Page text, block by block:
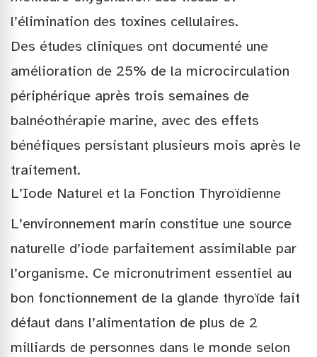
l’élimination des toxines cellulaires.
Des études cliniques ont documenté une
amélioration de 25% de la microcirculation
périphérique après trois semaines de
balnéothérapie marine, avec des effets
bénéfiques persistant plusieurs mois après le
traitement.
L’Iode Naturel et la Fonction Thyroïdienne
L’environnement marin constitue une source
naturelle d’iode parfaitement assimilable par
l’organisme. Ce micronutriment essentiel au
bon fonctionnement de la glande thyroïde fait
défaut dans l’alimentation de plus de 2
milliards de personnes dans le monde selon